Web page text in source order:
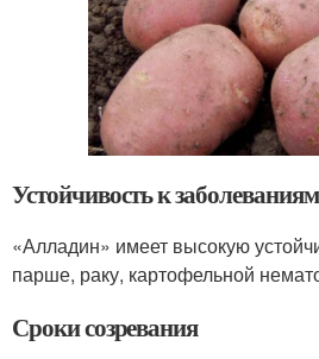
Устойчивость к заболеваниям
«Алладин» имеет высокую
парше, раку, картофельной
Сроки созревания